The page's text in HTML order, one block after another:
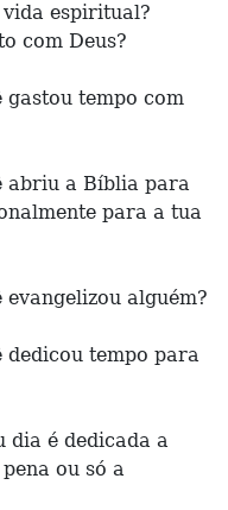
espiritual?
com Deus?
gastou tempo com
abriu a Bíblia para
para a tua
alguém?
dedicou tempo para
dia é dedicada a
ou só a